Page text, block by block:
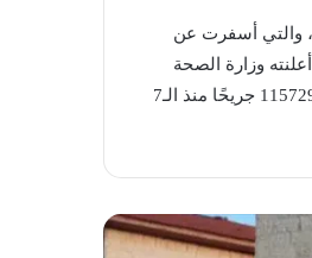
والتي أسفرت عن
بحسب ما أعلنته وزارة الصحة
الفلسطينية في غزة. بهذا، ترتفع حصيلة العدوان “الإسرائيلي” على القطاع إلى 50846 شهيدًا و115729 جريحًا منذ الـ7